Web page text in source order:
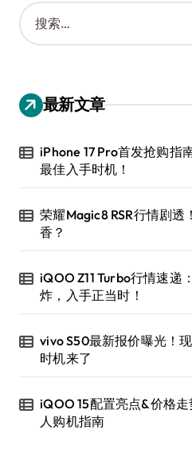
搜
索
：
最新文章
iPhone 17 Pro首发抢购指
最佳入手时机！
荣耀Magic8 RSR行情剧透
香？
iQOO Z11 Turbo行情速递
炸，入手正当时！
vivo S50最新报价曝光！
时机来了
iQOO 15配置亮点&价格
人购机指南